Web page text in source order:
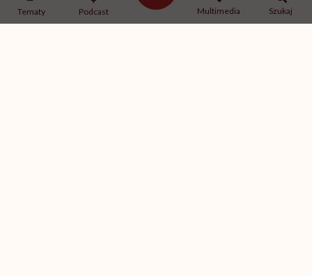
Tematy Podcast
Multimedia
Szukaj
do życzenia. Zastanawiam się jednak, czy to nie jest